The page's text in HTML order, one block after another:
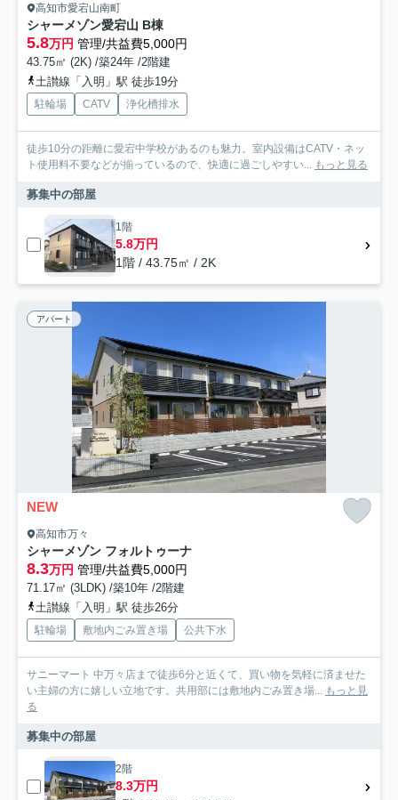
高知市愛宕山南町
シャーメゾン愛宕山 B棟
5.8万円 管理/共益費5,000円
43.75㎡ (2K) /築24年 /2階建
土讃線「入明」駅 徒歩19分
駐輪場 CATV 浄化槽排水
徒歩10分の距離に愛宕中学校があるのも魅力。室内設備はCATV・ネッ
ト使用料不要などが揃っているので、快適に過ごしやすい...
もっと見る
募集中の部屋
1階
5.8万円
1階 / 43.75㎡ / 2K
アパート
NEW
高知市万々
シャーメゾン フォルトゥーナ
8.3万円 管理/共益費5,000円
71.17㎡ (3LDK) /築10年 /2階建
土讃線「入明」駅 徒歩26分
駐輪場 敷地内ごみ置き場 公共下水
サニーマート 中万々店まで徒歩6分と近くて、買い物を気軽に済ませた
い主婦の方に嬉しい立地です。共用部には敷地内ごみ置き場...
もっと見
る
募集中の部屋
2階
8.3万円